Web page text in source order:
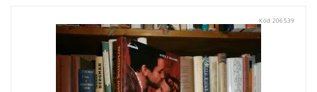
Kód: 206539